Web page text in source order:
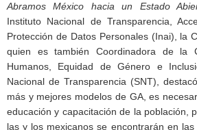
Abramos México hacia un Estado
Instituto Nacional de Transparencia,
Protección de Datos Personales (Inai), la
quien es también Coordinadora de la
Humanos, Equidad de Género e
Nacional de Transparencia (SNT),
más y mejores modelos de GA, es
educación y capacitación de la población,
las y los mexicanos se encontrarán en